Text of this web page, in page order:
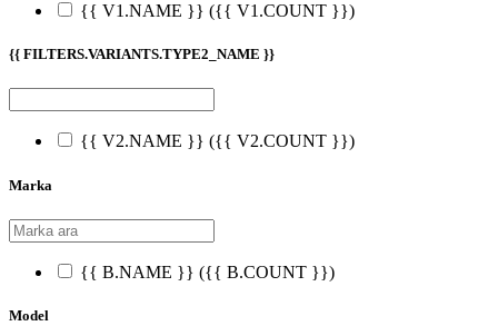
{{ V1.NAME }} ({{ V1.COUNT }})
{{ FILTERS.VARIANTS.TYPE2_NAME }}
{{ V2.NAME }} ({{ V2.COUNT }})
Marka
{{ B.NAME }} ({{ B.COUNT }})
Model